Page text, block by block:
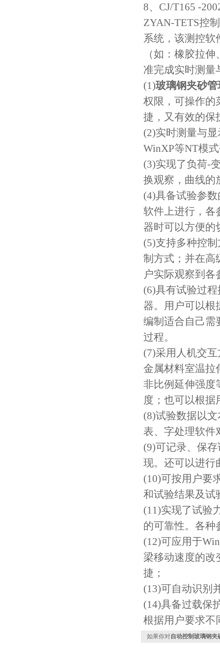
8、CJ/T165 -
ZYAN-TETS控
系统，该测控
（如：橡胶拉
准完成实时测量
(1)玻璃钢夹砂
权限，可操作的
捷，又有效的保
(2)实时测量与
WinXP等NT模
(3)实现了负荷-
换观察，曲线的
(4)具备试验参
软件上进行，各
器时可以方便的
(5)支持多种控
制方式；并在高
户实际观察到
(6)具有试验过
器。用户可以根
编制适合自己需
过程。
(7)采用人机交
金属材料室温拉
非比例延伸强度
度；也可以根据
(8)试验数据以
表、字处理软件
(9)可记录、保
现。还可以进行
(10)可按用户要
和试验结果及试
(11)实现了试验
的可靠性。各种
(12)可应用于
梁移动速度的改
捷；
(13)可自动识别
(14)具备过载保
根据用户要求
如果你对自动控制玻璃钢夹